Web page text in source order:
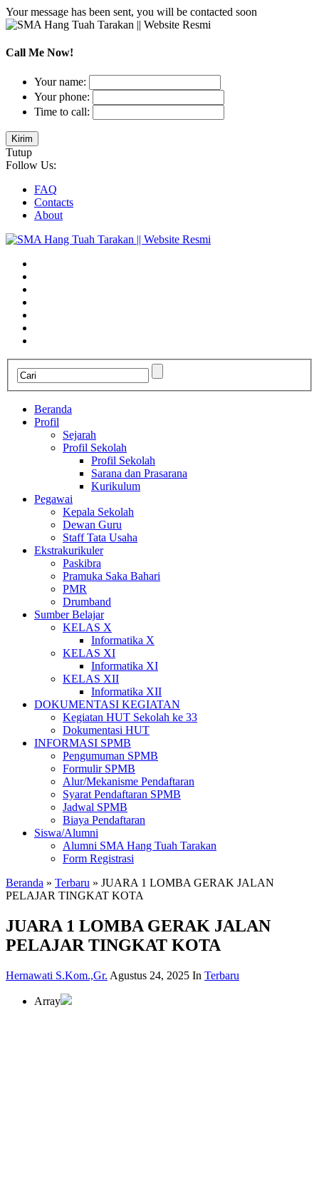
Your message has been sent, you will be contacted soon
Call Me Now!
Your name:
Your phone:
Time to call:
Tutup
Follow Us:
FAQ
Contacts
About
Beranda
Profil
Sejarah
Profil Sekolah
Profil Sekolah
Sarana dan Prasarana
Kurikulum
Pegawai
Kepala Sekolah
Dewan Guru
Staff Tata Usaha
Ekstrakurikuler
Paskibra
Pramuka Saka Bahari
PMR
Drumband
Sumber Belajar
KELAS X
Informatika X
KELAS XI
Informatika XI
KELAS XII
Informatika XII
DOKUMENTASI KEGIATAN
Kegiatan HUT Sekolah ke 33
Dokumentasi HUT
INFORMASI SPMB
Pengumuman SPMB
Formulir SPMB
Alur/Mekanisme Pendaftaran
Syarat Pendaftaran SPMB
Jadwal SPMB
Biaya Pendaftaran
Siswa/Alumni
Alumni SMA Hang Tuah Tarakan
Form Registrasi
Beranda » Terbaru » JUARA 1 LOMBA GERAK JALAN
PELAJAR TINGKAT KOTA
JUARA 1 LOMBA GERAK JALAN
PELAJAR TINGKAT KOTA
Hernawati S.Kom.,Gr. Agustus 24, 2025 In Terbaru
Array